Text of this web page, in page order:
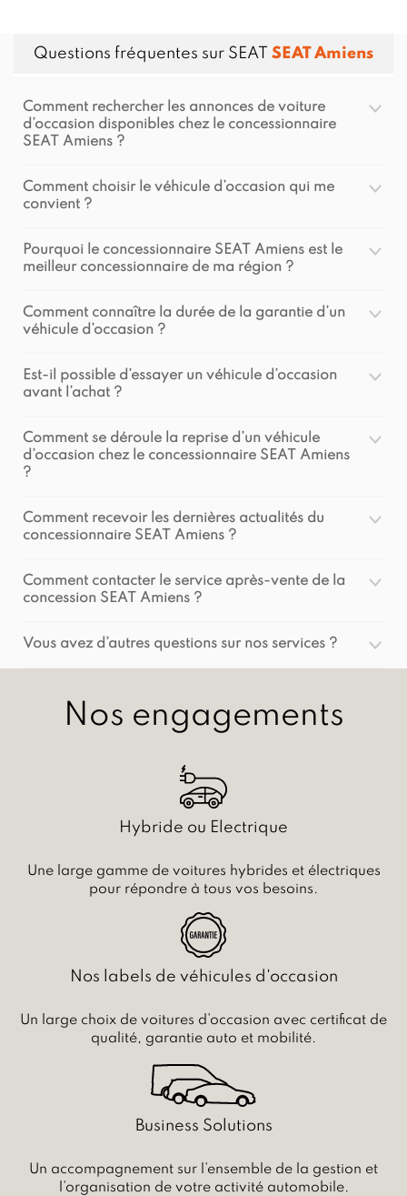
Questions fréquentes sur SEAT SEAT Amiens
Comment rechercher les annonces de voiture
d’occasion disponibles chez le concessionnaire
SEAT Amiens ?
Comment choisir le véhicule d’occasion qui me
convient ?
Pourquoi le concessionnaire SEAT Amiens est le
meilleur concessionnaire de ma région ?
Comment connaître la durée de la garantie d’un
véhicule d’occasion ?
Est-il possible d’essayer un véhicule d’occasion
avant l’achat ?
Comment se déroule la reprise d’un véhicule
d’occasion chez le concessionnaire SEAT Amiens
?
Comment recevoir les dernières actualités du
concessionnaire SEAT Amiens ?
Comment contacter le service après-vente de la
concession SEAT Amiens ?
Vous avez d’autres questions sur nos services ?
Nos engagements
Hybride ou Electrique
Une large gamme de voitures hybrides et électriques
pour répondre à tous vos besoins.
Nos labels de véhicules d'occasion
Un large choix de voitures d’occasion avec certificat de
qualité, garantie auto et mobilité.
Business Solutions
Un accompagnement sur l’ensemble de la gestion et
l’organisation de votre activité automobile.